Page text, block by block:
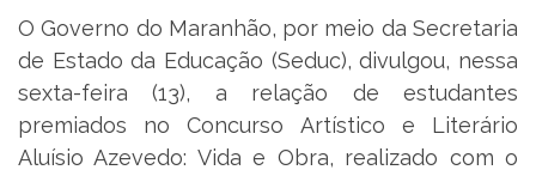
O Governo do Maranhão, por meio da Secretaria
de Estado da Educação (Seduc), divulgou, nessa
sexta-feira (13), a relação de estudantes
premiados no Concurso Artístico e Literário
Aluísio Azevedo: Vida e Obra, realizado com o